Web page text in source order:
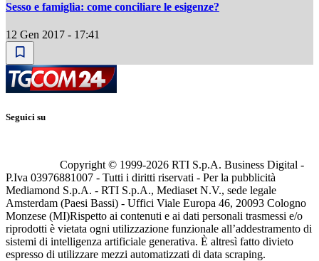
Sesso e famiglia: come conciliare le esigenze?
12 Gen 2017 - 17:41
Seguici su
Copyright © 1999-2026 RTI S.p.A. Business Digital -
P.Iva 03976881007 - Tutti i diritti riservati - Per la pubblicità
Mediamond S.p.A. - RTI S.p.A., Mediaset N.V., sede legale
Amsterdam (Paesi Bassi) - Uffici Viale Europa 46, 20093 Cologno
Monzese (MI)Rispetto ai contenuti e ai dati personali trasmessi e/o
riprodotti è vietata ogni utilizzazione funzionale all’addestramento di
sistemi di intelligenza artificiale generativa. È altresì fatto divieto
espresso di utilizzare mezzi automatizzati di data scraping.